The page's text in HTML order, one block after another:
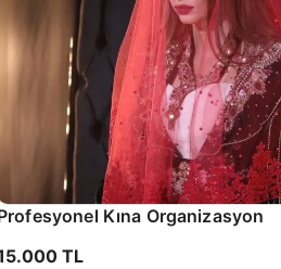
Kına Organizasyon
TL